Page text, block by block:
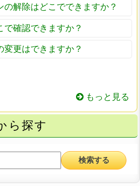
解除はどこでできますか？
確認できますか？
更はできますか？
もっと見る
ら探す